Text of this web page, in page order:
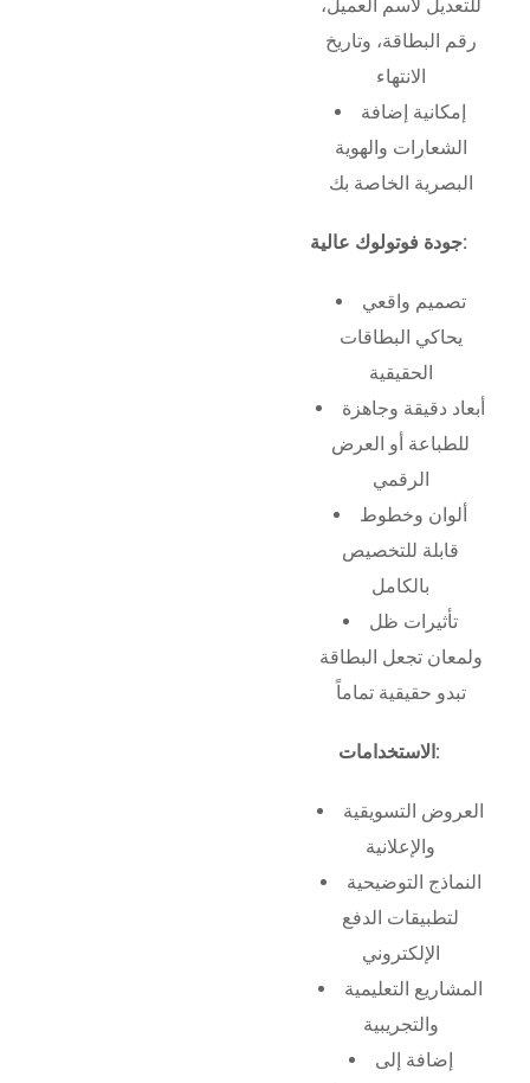
للتعديل لاسم العميل،
رقم البطاقة، وتاريخ
الانتهاء
إمكانية إضافة
الشعارات والهوية
البصرية الخاصة بك
جودة فوتولوك عالية:
تصميم واقعي
يحاكي البطاقات
الحقيقية
أبعاد دقيقة وجاهزة
للطباعة أو العرض
الرقمي
ألوان وخطوط
قابلة للتخصيص
بالكامل
تأثيرات ظل
ولمعان تجعل البطاقة
تبدو حقيقية تماماً
الاستخدامات:
العروض التسويقية
والإعلانية
النماذج التوضيحية
لتطبيقات الدفع
الإلكتروني
المشاريع التعليمية
والتجريبية
إضافة إلى